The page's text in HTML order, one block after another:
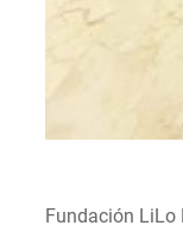
Fundación LiLo